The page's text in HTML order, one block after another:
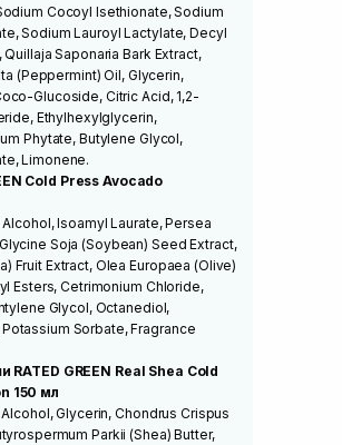
Cocoyl Isethionate, Sodium
Sodium Lauroyl Lactylate, Decyl
Saponaria Bark Extract,
(Peppermint) Oil, Glycerin,
Glucoside, Citric Acid, 1,2-
Ethylhexylglycerin,
Phytate, Butylene Glycol,
Limonene.
Cold Press Avocado
Isoamyl Laurate, Persea
Soja (Soybean) Seed Extract,
Fruit Extract, Olea Europaea (Olive)
Esters, Cetrimonium Chloride,
Glycol, Octanediol,
Sorbate, Fragrance
GREEN Real Shea Cold
150 мл
Glycerin, Chondrus Crispus
Parkii (Shea) Butter,